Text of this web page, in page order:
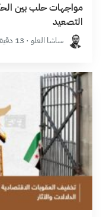
مواجهات حلب بين
التصعيد
ساشا العلو · 13 دقيقة